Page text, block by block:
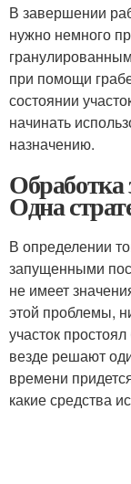
В завершении
нужно немного
при помощи
состоянии
начинать
назначению.
Обработка
Одна
В определении
запущенными
не имеет
этой проблемы,
участок
везде решают
времени
какие средства